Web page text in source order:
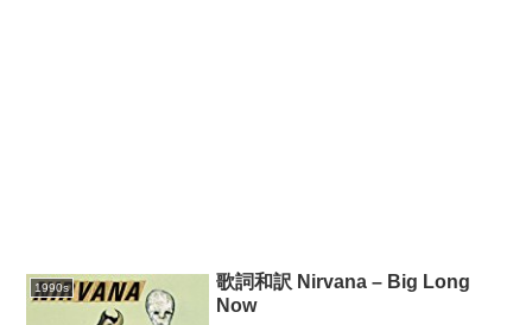
1990s
歌詞和訳 Nirvana – Big Long
Now